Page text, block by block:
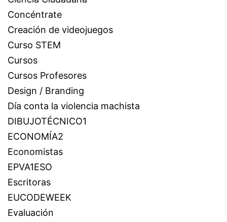
Concéntrate
Creación de videojuegos
Curso STEM
Cursos
Cursos Profesores
Design / Branding
Día conta la violencia machista
DIBUJOTÉCNICO1
ECONOMÍA2
Economistas
EPVA1ESO
Escritoras
EUCODEWEEK
Evaluación